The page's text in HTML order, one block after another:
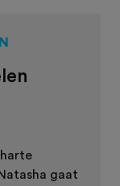
gaat